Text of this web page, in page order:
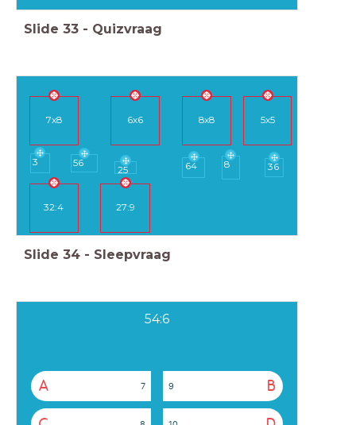
Slide 33 - Quizvraag
7x8 6x6 8x8 5x5
32:4 27:9
3 36
8
64
25
56
Slide 34 - Sleepvraag
54:6
A 7 B
9